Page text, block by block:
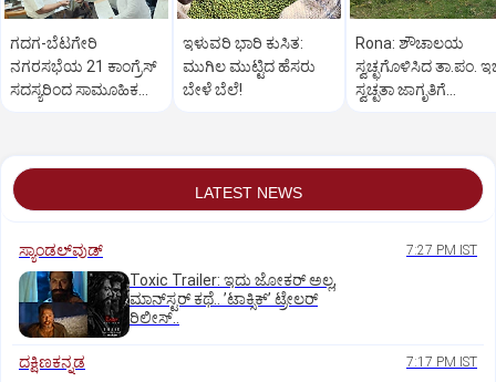
ಗದಗ-ಬೆಟಗೇರಿ
ನಗರಸಭೆಯ 21 ಕಾಂಗ್ರೆಸ್
ಸದಸ್ಯರಿಂದ ಸಾಮೂಹಿಕ
ಇಳುವರಿ ಭಾರಿ ಕುಸಿತ:
ಮುಗಿಲ ಮುಟ್ಟಿದ ಹೆಸರು
ಬೇಳೆ ಬೆಲೆ!
Rona: ಶೌಚಾಲಯ
ಸ್ವಚ್ಛಗೊಳಿಸಿದ ತಾ.ಪಂ.
ಸ್ವಚ್ಛತಾ ಜಾಗೃತಿಗೆ
LATEST NEWS
ಸ್ಯಾಂಡಲ್‌ವುಡ್‌ 7:27 PM IST
Toxic Trailer: ಇದು ಜೋಕರ್‌ ಅಲ್ಲ,
ಮಾನ್‌ಸ್ಟರ್‌ ಕಥೆ.. ʼಟಾಕ್ಸಿಕ್‌ʼ ಟ್ರೇಲರ್‌
ರಿಲೀಸ್..
ದಕ್ಷಿಣಕನ್ನಡ 7:17 PM IST